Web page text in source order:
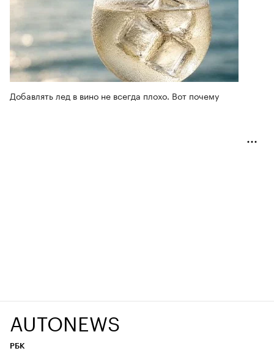
Добавлять лед в вино не всегда плохо. Вот почему
AUTONEWS
РБК